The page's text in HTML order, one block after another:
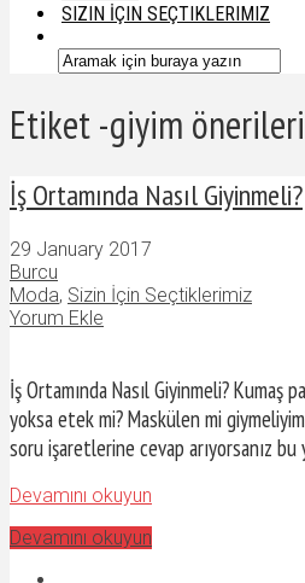
SIZIN İÇIN SEÇTIKLERIMIZ
Etiket -giyim önerileri
İş Ortamında Nasıl Giyinmeli?
29 January 2017
Burcu
Moda, Sizin İçin Seçtiklerimiz
Yorum Ekle
İş Ortamında Nasıl Giyinmeli?
yoksa etek mi? Maskülen mi
soru işaretlerine cevap arıyorsanız bu
Devamını okuyun
Devamını okuyun